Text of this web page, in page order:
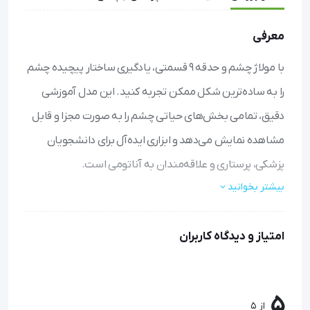
معرفی
با مولاژ چشم و حدقه 9 قسمتی، یادگیری ساختار پیچیده چشم
را به ساده‌ترین شکل ممکن تجربه کنید. این مدل آموزشی
دقیق، تمامی بخش‌های حیاتی چشم را به صورت مجزا و قابل
مشاهده نمایش می‌دهد و ابزاری ایده‌آل برای دانشجویان
پزشکی، پرستاری و علاقه‌مندان به آناتومی است.
پیدا کنید.
بیشتر بخوانید
امتیاز و دیدگاه کاربران
از 5